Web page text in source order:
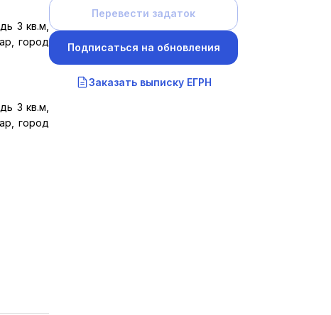
3 кв.м,
город
3 кв.м,
город
Перевести задаток
Подписаться на обновления
Заказать выписку ЕГРН